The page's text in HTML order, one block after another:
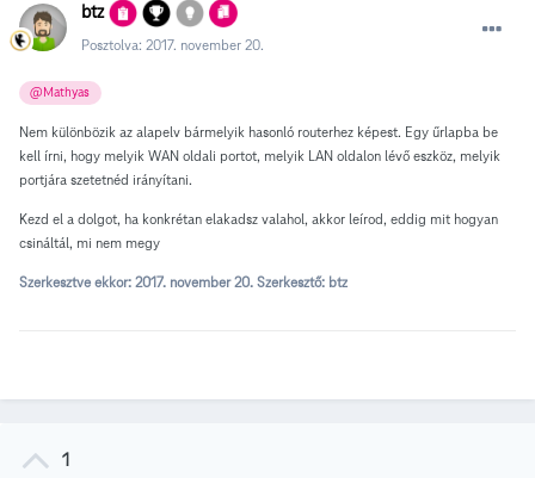
btz
Posztolva: 2017. november 20.
@Mathyas
Nem különbözik az alapelv bármelyik hasonló routerhez képest. Egy űrlapba be
kell írni, hogy melyik WAN oldali portot, melyik LAN oldalon lévő eszköz, melyik
portjára szetetnéd irányítani.
Kezd el a dolgot, ha konkrétan elakadsz valahol, akkor leírod, eddig mit hogyan
csináltál, mi nem megy
Szerkesztve ekkor: 2017. november 20. Szerkesztő: btz
1